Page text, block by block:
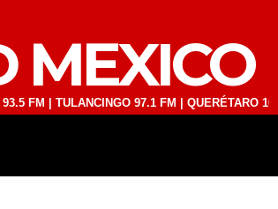
MEXICO
TULANCINGO 97.1 FM | QUERÉTARO 103.1